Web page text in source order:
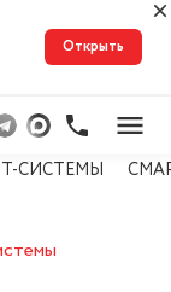
Открыть
СИСТЕМЫ